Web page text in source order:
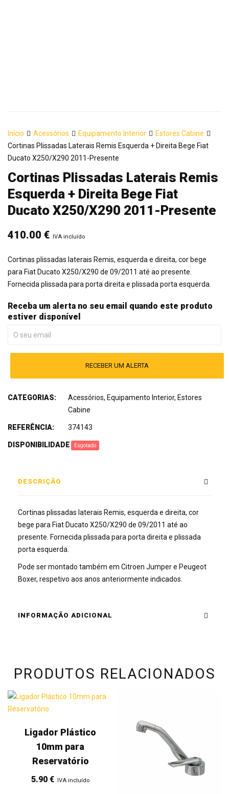
Início Acessórios Equipamento Interior
Estores Cabine
Cortinas Plissadas Laterais Remis Esquerda + Direita Bege Fiat
Ducato X250/X290 2011-Presente
Cortinas Plissadas Laterais Remis
Esquerda + Direita Bege Fiat
Ducato X250/X290 2011-Presente
410.00 € IVA incluído
Cortinas plissadas laterais Remis, esquerda e direita, cor bege
para Fiat Ducato X250/X290 de 09/2011 até ao presente.
Fornecida plissada para porta direita e plissada porta esquerda.
Receba um alerta no seu email quando este produto
estiver disponível
RECEBER UM ALERTA
CATEGORIAS: Acessórios, Equipamento Interior, Estores
Cabine
REFERÊNCIA: 374143
DISPONIBILIDADE: Esgotado
DESCRIÇÃO
Cortinas plissadas laterais Remis, esquerda e direita, cor
bege para Fiat Ducato X250/X290 de 09/2011 até ao
presente. Fornecida plissada para porta direita e plissada
porta esquerda.
Pode ser montado também em Citroen Jumper e Peugeot
Boxer, respetivo aos anos anteriormente indicados.
INFORMAÇÃO ADICIONAL
PRODUTOS RELACIONADOS
Ligador Plástico
10mm para
Reservatório
5.90€ IVA incluído